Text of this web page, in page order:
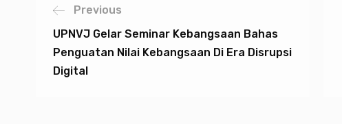
Previous
UPNVJ Gelar Seminar Kebangsaan Bahas
Penguatan Nilai Kebangsaan Di Era Disrupsi
Digital